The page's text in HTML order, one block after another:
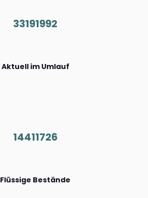
33191992
Aktuell im Umlauf
14411726
Flüssige Bestände